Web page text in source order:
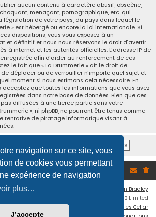
navigation sur ce site, vous
de cookies vous permettant
expérience de navigation
plus…
J’accepte
aucun contenu à caractère abusif, obscène,
menaçant, pornographique, etc. qui
législation de votre pays, du pays dans lequel le
» est hébergé ou encore la loi internationale. Si
dispositions, vous vous exposez à un
et définitif et nous nous réservons le droit d’avertir
à internet et les autorités officielles. L’adresse IP de
afin d’aider au renforcement de ces
le fait que « La Drummerie » ait le droit de
déplacer ou de verrouiller n’importe quel sujet et
moment si nous estimons cela nécessaire. En
acceptez que toutes les informations que vous avez
dans notre base de données. Bien que ces
diffusées à une tierce partie sans votre
», ni phpBB, ne pourront être tenus comme
tentative de piratage informatique visant à
Ian Bradley
® Forum Software © phpBB Limited
Traduction française officielle
Miles Cellar